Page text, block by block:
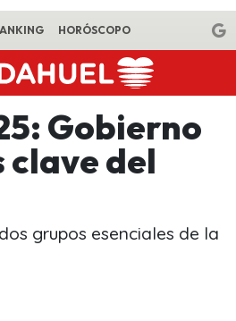
HORÓSCOPO
Gobierno
del
grupos esenciales de la